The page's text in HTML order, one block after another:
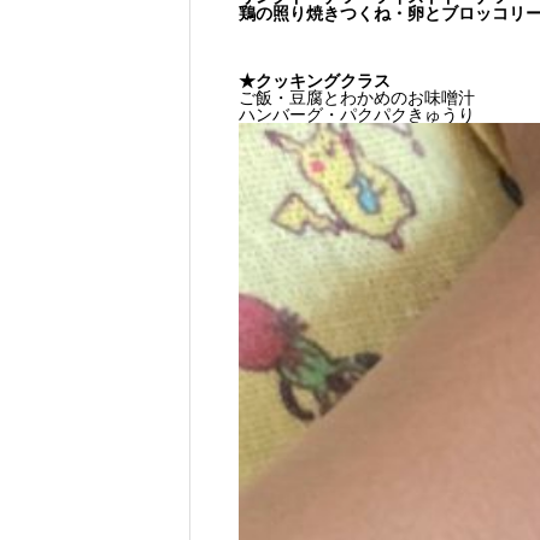
鶏の照り焼きつくね・卵とブロッコリ
★クッキングクラス
ご飯・豆腐とわかめのお味噌汁
ハンバーグ・パクパクきゅうり